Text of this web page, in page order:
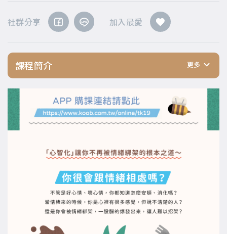
社群分享 加入最愛
課程簡介